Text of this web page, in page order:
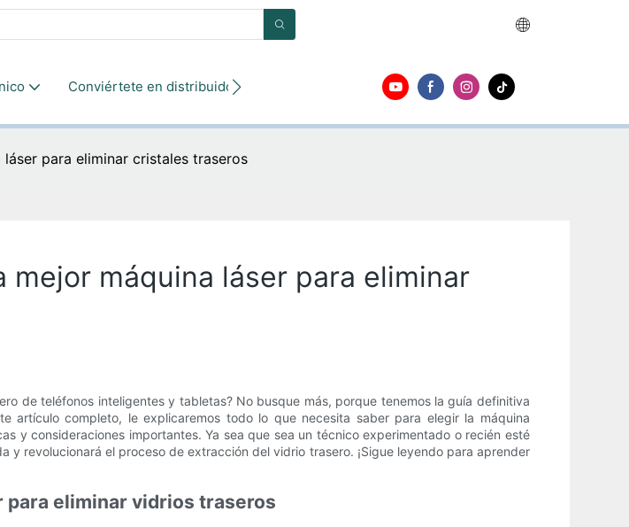
Conviértete en distribuidor Contacto
para eliminar cristales traseros
máquina láser para eliminar
de teléfonos inteligentes y tabletas? No busque más, porque tenemos la guía definitiva
artículo completo, le explicaremos todo lo que necesita saber para elegir la máquina
y consideraciones importantes. Ya sea que sea un técnico experimentado o recién esté
revolucionará el proceso de extracción del vidrio trasero. ¡Sigue leyendo para aprender
para eliminar vidrios traseros